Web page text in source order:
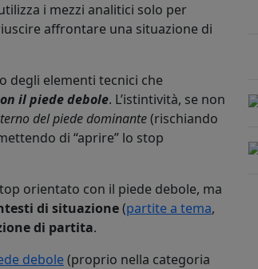
i mezzi analitici solo per
affrontare una situazione di
degli elementi tecnici che
il piede debole. L’istintività, se non
del piede dominante(rischiando
di “aprire” lo stop
orientato con il piede debole, ma
di situazione(partite a tema,
di partita.
debole(proprio nella categoria